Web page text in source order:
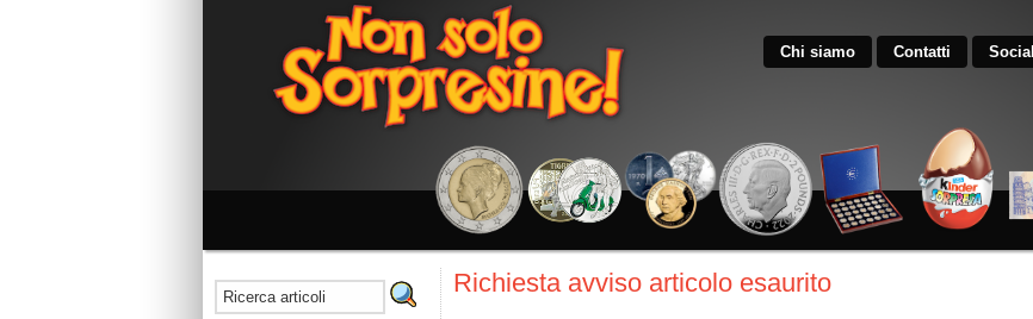
Chi siamo Contatti Social
Richiesta avviso articolo esaurito